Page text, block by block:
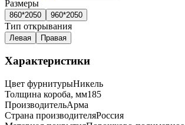
Размеры
860*2050 960*2050
Тип открывания
Левая Правая
Характеристики
Цвет фурнитурыНикель
Толщина короба, мм185
ПроизводительАрма
Страна производителяРоссия